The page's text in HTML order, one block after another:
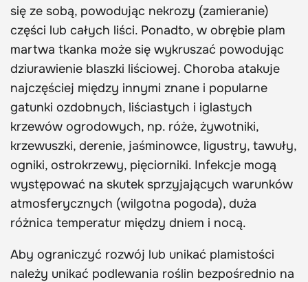
się ze sobą, powodując nekrozy (zamieranie)
części lub całych liści. Ponadto, w obrębie plam
martwa tkanka może się wykruszać powodując
dziurawienie blaszki liściowej. Choroba atakuje
najczęściej między innymi znane i popularne
gatunki ozdobnych, liściastych i iglastych
krzewów ogrodowych, np. róże, żywotniki,
krzewuszki, derenie, jaśminowce, ligustry, tawuły,
ogniki, ostrokrzewy, pięciorniki. Infekcje mogą
występować na skutek sprzyjających warunków
atmosferycznych (wilgotna pogoda), duża
różnica temperatur między dniem i nocą.
Aby ograniczyć rozwój lub unikać plamistości
należy unikać podlewania roślin bezpośrednio na